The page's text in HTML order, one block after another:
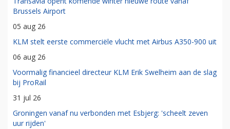
Brussels Airport
05 aug 26
KLM stelt eerste commerciële vlucht met Airbus A350-900 uit
06 aug 26
Voormalig financieel directeur KLM Erik Swelheim aan de slag
bij ProRail
31 jul 26
Groningen vanaf nu verbonden met Esbjerg: 'scheelt zeven
uur rijden'